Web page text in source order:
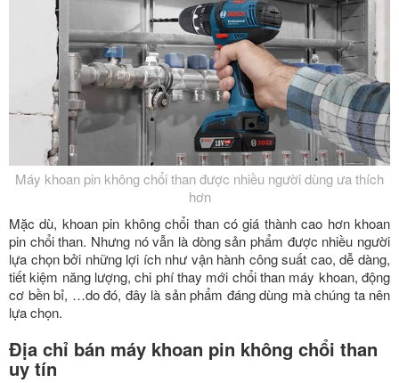
Máy khoan pin không chổi than được nhiều người dùng ưa thích
hơn
Mặc dù, khoan pin không chổi than có giá thành cao hơn khoan
pin chổi than. Nhưng nó vẫn là dòng sản phẩm được nhiều người
lựa chọn bởi những lợi ích như vận hành công suất cao, dễ dàng,
tiết kiệm năng lượng, chi phí thay mới chổi than máy khoan, động
cơ bền bỉ, …do đó, đây là sản phẩm đáng dùng mà chúng ta nên
lựa chọn.
Địa chỉ bán máy khoan pin không chổi than
uy tín